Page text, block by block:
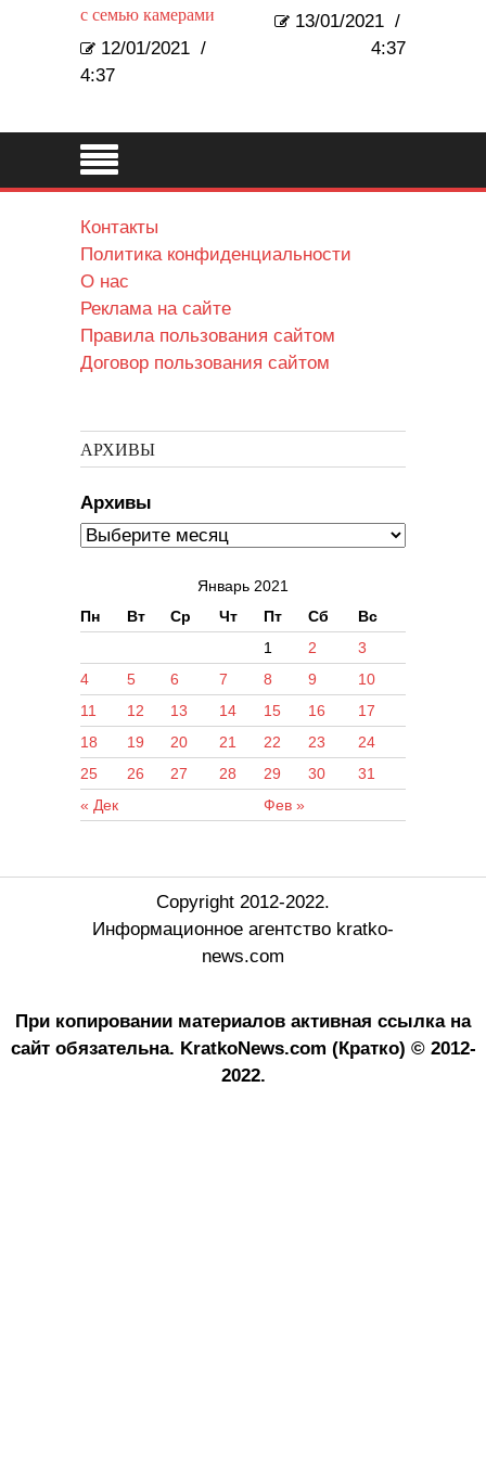
с семью камерами
12/01/2021 /
4:37
13/01/2021 /
4:37
Контакты
Политика конфиденциальности
О нас
Реклама на сайте
Правила пользования сайтом
Договор пользования сайтом
АРХИВЫ
Архивы
Январь 2021
Пн
Вт Ср Чт Пт Сб Вс
« Дек Фев »
1 2
3
4
5 6 7 8 9
10
11
12 13 14 15 16
17
18
19 20 21 22 23
24
25
26 27 28 29 30 31
Copyright 2012-2022.
Информационное агентство kratko-
news.com
При копировании материалов активная ссылка на
сайт обязательна. KratkoNews.com (Кратко) © 2012-
2022.